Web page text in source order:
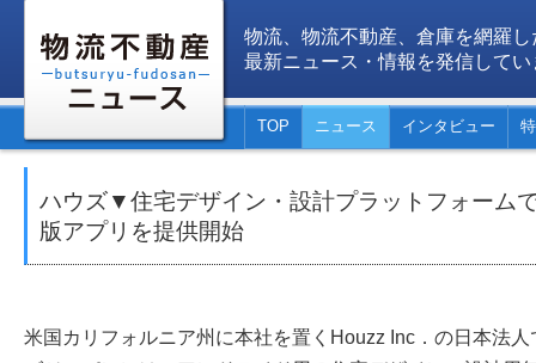
物流、物流不動産、倉庫を網羅し
最新ニュース・情報を発信してい
TOP ニュース インタビュー
ハウズ▼住宅デザイン・設計プラットフォーム
版アプリを提供開始
米国カリフォルニア州に本社を置くHouzz Inc．の日本法